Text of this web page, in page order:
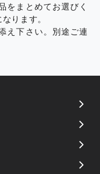
をまとめてお選びく
ります。
え下さい。別途ご連